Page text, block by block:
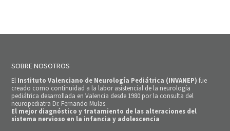
SOBRE NOSOTROS
El Instituto Valenciano de Neurología Pediátrica (INVANEP) fue
creado como continuidad a la labor asistencial de la neurología
pediátrica desarrollada en Valencia desde 1980 por la consulta del
neuropediatra Dr. Fernando Mulas.
El mejor diagnóstico y tratamiento de las alteraciones del
sistema nervioso en la infancia y adolescencia